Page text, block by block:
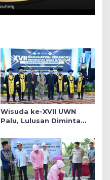
Wisuda ke-XVII UWN
Palu, Lulusan Diminta
Daerah